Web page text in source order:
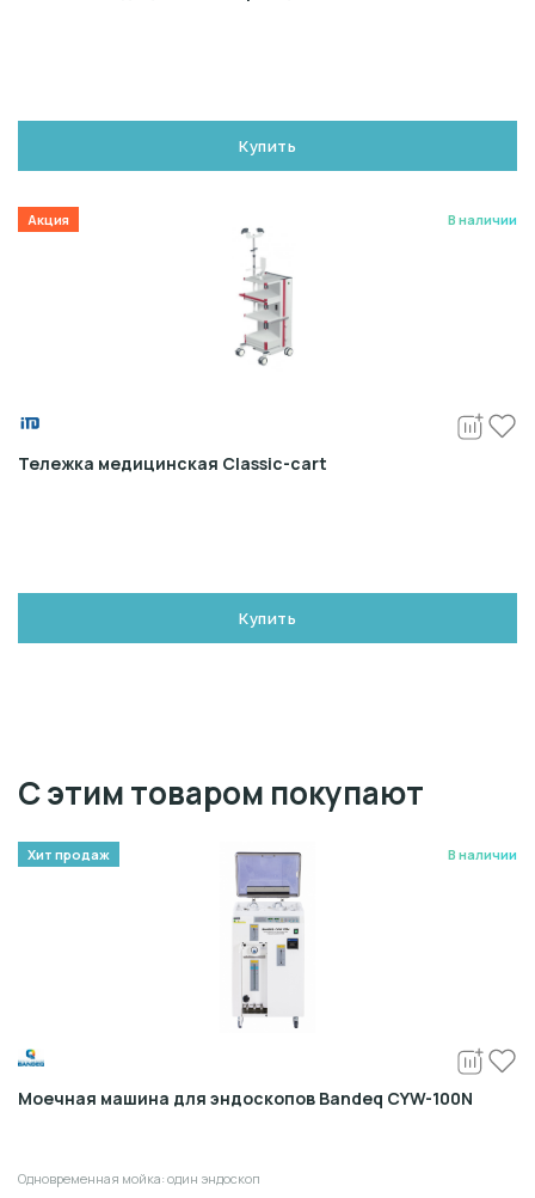
Купить
Акция В наличии
Тележка медицинская Classic-cart
Купить
С этим товаром покупают
Хит продаж В наличии
Моечная машина для эндоскопов Bandeq CYW-100N
Одновременная мойка: один эндоскоп